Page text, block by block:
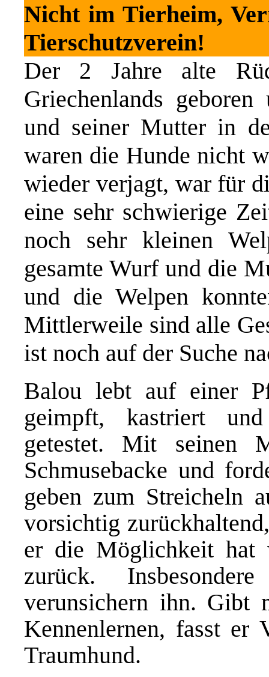
Nicht im Tierheim,
Tierschutzverein!
Der 2 Jahre alte
Griechenlands
und seiner Mutter in
waren die Hunde nicht
wieder verjagt, war für
eine sehr schwierige
noch sehr kleinen
gesamte Wurf und die
und die Welpen
Mittlerweile sind alle
ist noch auf der Suche
Balou lebt auf einer
geimpft, kastriert
getestet. Mit seinen
Schmusebacke und
geben zum Streicheln
vorsichtig
er die Möglichkeit hat
zurück.
verunsichern ihn. Gibt
Kennenlernen, fasst er
Traumhund.